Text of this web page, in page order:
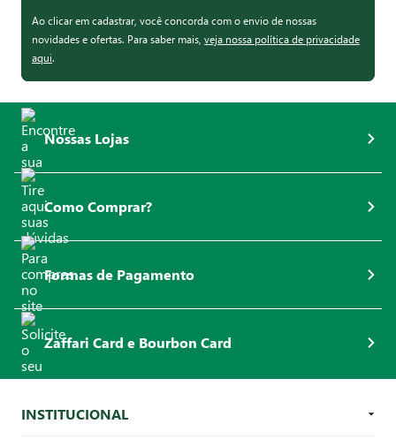
Ao clicar em cadastrar, você concorda com o envio de nossas
novidades e ofertas. Para saber mais, veja nossa política de privacidade
aqui.
Nossas Lojas
Como Comprar?
Formas de Pagamento
Zaffari Card e Bourbon Card
INSTITUCIONAL